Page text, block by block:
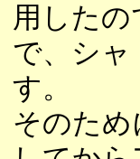
用した
で、シャ
す。
そのた